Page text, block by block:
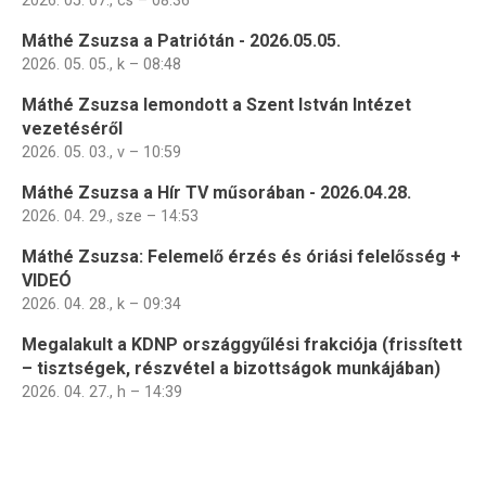
Máthé Zsuzsa a Patriótán - 2026.05.05.
2026. 05. 05., k – 08:48
Máthé Zsuzsa lemondott a Szent István Intézet
vezetéséről
2026. 05. 03., v – 10:59
Máthé Zsuzsa a Hír TV műsorában - 2026.04.28.
2026. 04. 29., sze – 14:53
Máthé Zsuzsa: Felemelő érzés és óriási felelősség +
VIDEÓ
2026. 04. 28., k – 09:34
Megalakult a KDNP országgyűlési frakciója (frissített
– tisztségek, részvétel a bizottságok munkájában)
2026. 04. 27., h – 14:39